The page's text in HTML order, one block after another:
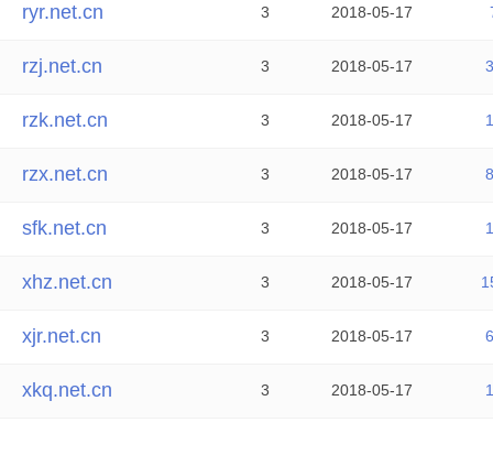
ryr.net.cn 3 2018-05-17
rzj.net.cn 3 2018-05-17
rzk.net.cn 3 2018-05-17
rzx.net.cn 3 2018-05-17
sfk.net.cn 3 2018-05-17
xhz.net.cn 3 2018-05-17
xjr.net.cn 3 2018-05-17
xkq.net.cn 3 2018-05-17